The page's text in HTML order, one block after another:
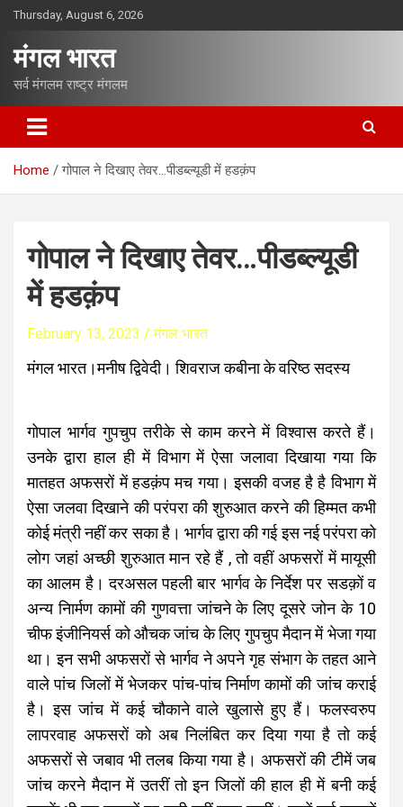
o
e
Thursday, August 6, 2026
मंगल भारत
सर्व मंगलम राष्ट्र मंगलम
Home गोपाल ने दिखाए तेवर…पीडब्ल्यूडी में हडक़ंप
गोपाल ने दिखाए तेवर…पीडब्ल्यूडी
में हडक़ंप
February 13, 2023 मंगल भारत
मंगल भारत।मनीष द्विवेदी। शिवराज कबीना के वरिष्ठ सदस्य
गोपाल भार्गव गुपचुप तरीके से काम करने में विश्वास करते हैं।
उनके द्वारा हाल ही में विभाग में ऐसा जलावा दिखाया गया कि
मातहत अफसरों में हडक़ंप मच गया। इसकी वजह है है विभाग में
ऐसा जलवा दिखाने की परंपरा की शुरुआत करने की हिम्मत कभी
कोई मंत्री नहीं कर सका है। भार्गव द्वारा की गई इस नई परंपरा को
लोग जहां अच्छी शुरुआत मान रहे हैं , तो वहीं अफसरों में मायूसी
का आलम है। दरअसल पहली बार भार्गव के निर्देश पर सडक़ों व
अन्य निार्मण कामों की गुणवत्ता जांचने के लिए दूसरे जोन के 10
चीफ इंजीनियर्स को औचक जांच के लिए गुपचुप मैदान में भेजा गया
था। इन सभी अफसरों से भार्गव ने अपने गृह संभाग के तहत आने
वाले पांच जिलों में भेजकर पांच-पांच निर्माण कामों की जांच कराई
है। इस जांच में कई चौकाने वाले खुलासे हुए हैं। फलस्वरुप
लापरवाह अफसरों को अब निलंबित कर दिया गया है तो कई
अफसरों से जबाव भी तलब किया गया है। अफसरों की टीमें जब
जांच करने मैदान में उतरीं तो इन जिलों की हाल ही में बनी कई